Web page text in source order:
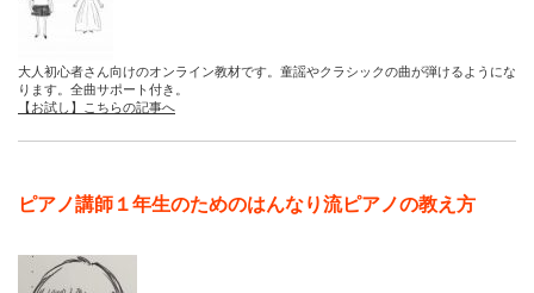
大人初心者さん向けのオンライン教材です。童謡やクラシックの曲が弾けるようにな
ります。全曲サポート付き。
【お試し】こちらの記事へ
ピアノ講師１年生のためのはんなり流ピアノの教え方